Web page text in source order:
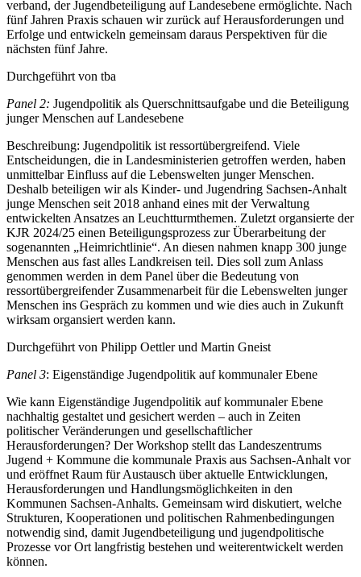
verband, der Jugendbeteiligung auf Landesebene ermöglichte. Nach
fünf Jahren Praxis schauen wir zurück auf Herausforderungen und
Erfolge und entwickeln gemeinsam daraus Perspektiven für die
nächsten fünf Jahre.
Durchgeführt von tba
Panel 2: Jugendpolitik als Querschnittsaufgabe und die Beteiligung
junger Menschen auf Landesebene
Beschreibung: Jugendpolitik ist ressortübergreifend. Viele
Entscheidungen, die in Landesministerien getroffen werden, haben
unmittelbar Einfluss auf die Lebenswelten junger Menschen.
Deshalb beteiligen wir als Kinder- und Jugendring Sachsen-Anhalt
junge Menschen seit 2018 anhand eines mit der Verwaltung
entwickelten Ansatzes an Leuchtturmthemen. Zuletzt organsierte der
KJR 2024/25 einen Beteiligungsprozess zur Überarbeitung der
sogenannten „Heimrichtlinie“. An diesen nahmen knapp 300 junge
Menschen aus fast alles Landkreisen teil. Dies soll zum Anlass
genommen werden in dem Panel über die Bedeutung von
ressortübergreifender Zusammenarbeit für die Lebenswelten junger
Menschen ins Gespräch zu kommen und wie dies auch in Zukunft
wirksam organsiert werden kann.
Durchgeführt von Philipp Oettler und Martin Gneist
Panel 3: Eigenständige Jugendpolitik auf kommunaler Ebene
Wie kann Eigenständige Jugendpolitik auf kommunaler Ebene
nachhaltig gestaltet und gesichert werden – auch in Zeiten
politischer Veränderungen und gesellschaftlicher
Herausforderungen? Der Workshop stellt das Landeszentrums
Jugend + Kommune die kommunale Praxis aus Sachsen-Anhalt vor
und eröffnet Raum für Austausch über aktuelle Entwicklungen,
Herausforderungen und Handlungsmöglichkeiten in den
Kommunen Sachsen-Anhalts. Gemeinsam wird diskutiert, welche
Strukturen, Kooperationen und politischen Rahmenbedingungen
notwendig sind, damit Jugendbeteiligung und jugendpolitische
Prozesse vor Ort langfristig bestehen und weiterentwickelt werden
können.